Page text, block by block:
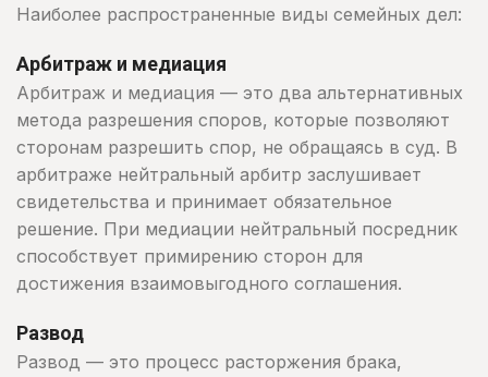
Наиболее распространенные виды семейных дел:
Арбитраж и медиация
Арбитраж и медиация — это два альтернативных
метода разрешения споров, которые позволяют
сторонам разрешить спор, не обращаясь в суд. В
арбитраже нейтральный арбитр заслушивает
свидетельства и принимает обязательное
решение. При медиации нейтральный посредник
способствует примирению сторон для
достижения взаимовыгодного соглашения.
Развод
Развод — это процесс расторжения брака,